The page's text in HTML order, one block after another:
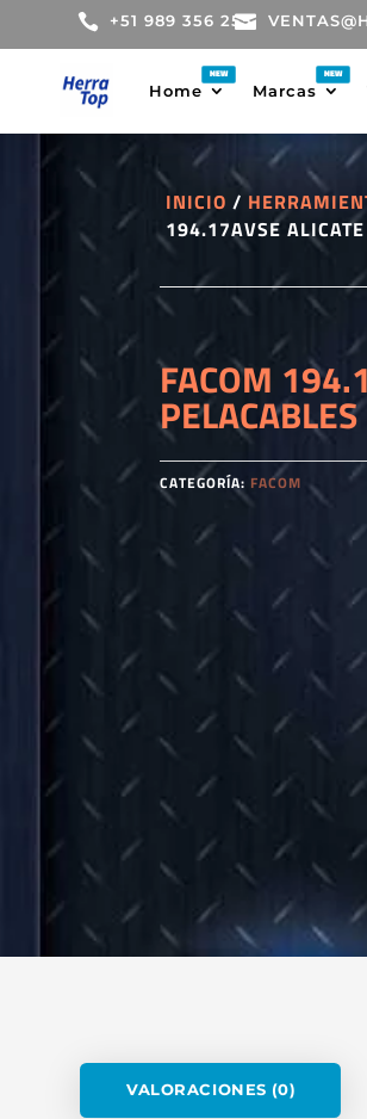
 +51 989 356 255

Home Marcas
INICIO /
194.17AVSE
FACOM
PELACABLES
CATEGORÍA: FACOM
VALORACIONES (0)